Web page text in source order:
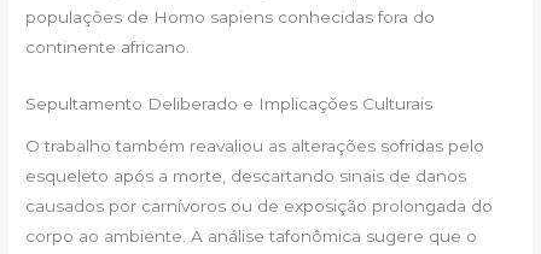
populações de Homo sapiens conhecidas fora do
continente africano.
Sepultamento Deliberado e Implicações Culturais
O trabalho também reavaliou as alterações sofridas pelo
esqueleto após a morte, descartando sinais de danos
causados por carnívoros ou de exposição prolongada do
corpo ao ambiente. A análise tafonômica sugere que o